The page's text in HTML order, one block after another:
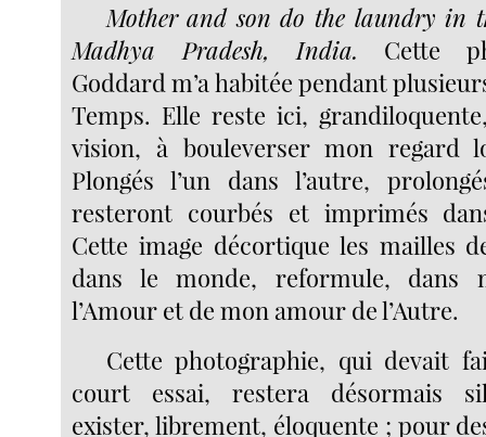
Mother and son do the laundry in
Madhya Pradesh, India. Cette
Goddard m’a habitée pendant
Temps. Elle reste ici,
vision, à bouleverser mon regard
Plongés l’un dans l’autre,
resteront courbés et imprimés
Cette image décortique les mailles
dans le monde, reformule, dans
l’Amour et de mon amour de l’Autre.
Cette photographie, qui devait
court essai, restera désormais
exister, librement, éloquente ; pour